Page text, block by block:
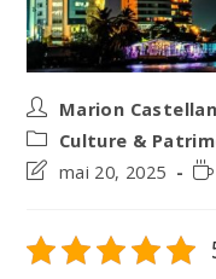
Auteur/autrice
de
la
publication :
Marion
Post
category:
Culture &
Postmai 20, 2025